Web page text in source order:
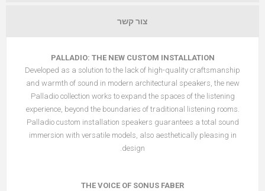
צור קשר
PALLADIO: THE NEW CUSTOM INSTALLATION
Developed as a solution to the lack of high-quality craftsmanship
and warmth of sound in modern architectural speakers, the new
Palladio collection works to expand the spaces of the listening
experience, beyond the boundaries of traditional listening rooms.
Palladio custom installation speakers guarantees a total sound
immersion with versatile models, also aesthetically pleasing in
design.
THE VOICE OF SONUS FABER